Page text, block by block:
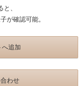
、
が確認可能。
へ追加
わせ